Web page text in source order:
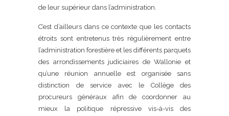
de leur supérieur dans l’administration.
C’est d’ailleurs dans ce contexte que les contacts
étroits sont entretenus très régulièrement entre
l’administration forestière et les différents parquets
des arrondissements judiciaires de Wallonie et
qu’une réunion annuelle est organisée sans
distinction de service avec le Collège des
procureurs généraux afin de coordonner au
mieux la politique répressive vis-à-vis des